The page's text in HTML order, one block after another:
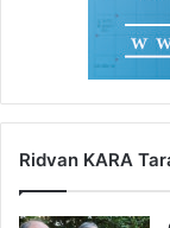
Ridvan KARA